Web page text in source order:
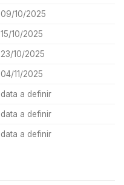
09/10/2025
15/10/2025
23/10/2025
04/11/2025
data a definir
data a definir
data a definir